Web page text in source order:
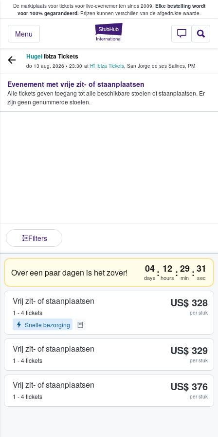
De marktplaats voor tickets voor live-evenementen sinds 2009. Elke bestelling wordt
voor 100% gegarandeerd.Prijzen kunnen verschillen van de afgedrukte waarde.
StubHub: waar
Menu
tickets kopen en verkopen
HugelIbiza Tickets
do 13 aug. 2026 • 23:30 at Hï Ibiza Tickets, San Jorge de ses Salines, PM
Evenement met vrije zit- of staanplaatsen
Alle tickets geven toegang tot alle beschikbare stoelen of staanplaatsen. Er
zijn geen genummerde stoelen.
Filters
Over een paar dagen is het zover! 04
days : 12
hours :29
min :31
sec
Vrij zit- of staanplaatsen
1 - 4 tickets
Snelle bezorging
US$ 328
per stuk
Vrij zit- of staanplaatsen
1 - 4 tickets
US$ 329
per stuk
Vrij zit- of staanplaatsen
1 - 4 tickets
US$ 376
per stuk